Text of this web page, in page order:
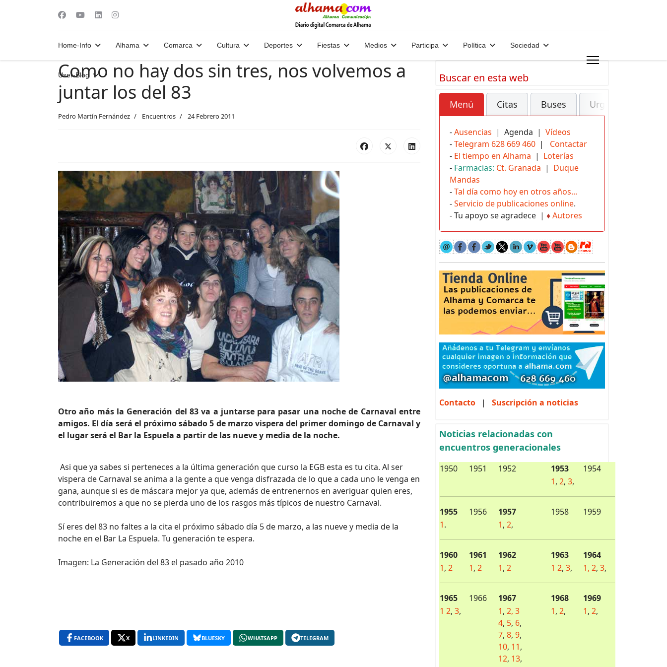
Home-Info Alhama Comarca Cultura Deportes Fiestas Medios Participa Política Sociedad
User-Blog
Como no hay dos sin tres, nos volvemos a
juntar los del 83
Pedro Martín Fernández Encuentros 24 Febrero 2011
Otro año más la Generación del 83 va a juntarse para pasar una noche de Carnaval entre
amigos. El día será el próximo sábado 5 de marzo vispera del primer domingo de Carnaval y
el lugar será el Bar la Espuela a partir de las nueve y media de la noche.
Asi que ya sabes si perteneces a la última generación que curso la EGB esta es tu cita. Al ser
vispera de Carnaval se anima a la gente a que venga disfrazada de lo que a cada uno le venga en
gana, aunque si es de máscara mejor ya que, además de entrenernos en averiguar quien eres,
contribuiremos a que no se pierda uno de los rasgos más típicos de nuestro Carnaval.
Sí eres del 83 no faltes a la cita el próximo sábado día 5 de marzo, a las nueve y media de la
noche en el Bar La Espuela. Tu generación te espera.
Imagen: La Generación del 83 el pasado año 2010
FACEBOOK X LINKEDIN BLUESKY WHATSAPP TELEGRAM
Buscar en esta web
Menú Citas Buses Urgencias
-Ausencias | Agenda | Vídeos
-Telegram 628 669 460 | Contactar
- El tiempo en Alhama | Loterías
- Farmacias: Ct. Granada | Duque
Mandas
-Tal día como hoy en otros años...
-Servicio de publicaciones online.
- Tu apoyo se agradece | ♦Autores
Contacto | Suscripción a noticias
Noticias relacionadas con
encuentros generacionales
1950 1951 1952 1953
1954
1, 2, 3,
1955 1956 1957 1958
1959
1. 1, 2,
1960 1961 1962 1963
1964
1, 2 1, 2 1, 2 1 2, 3, 1, 2, 3,
1965 1966 1967 1968
1969
1 2, 3, 1, 2, 3
4, 5, 6,
7, 8, 9,
10, 11,
12, 13,
1, 2, 1, 2,